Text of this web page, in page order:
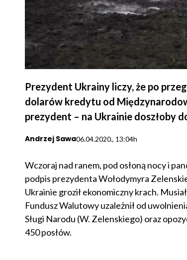
Prezydent Ukrainy liczy, że po
dolarów kredytu od
prezydent – na Ukrainie doszłoby
Andrzej Sawa06.04.2020., 13:04h
Wczoraj nad ranem, pod osłoną nocy i
podpis prezydenta Wołodymyra
Ukrainie groził ekonomiczny krach.
Fundusz Walutowy uzależnił od
Sługi Narodu (W. Zelenskiego) oraz
450 posłów.